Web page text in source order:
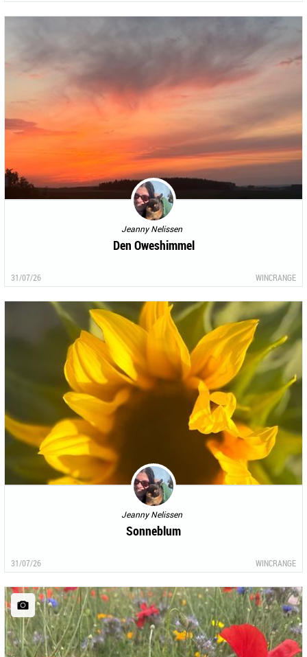
Jeanny Nelissen
Den Oweshimmel
31/07/26 WINCRANGE
Jeanny Nelissen
Sonneblum
31/07/26 WINCRANGE